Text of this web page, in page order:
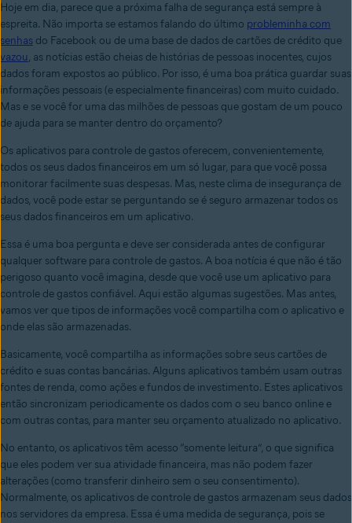
Hoje em dia, parece que a próxima falha de segurança está sempre à
espreita. Não importa se estamos falando do último probleminha com
senhas do Facebook ou de uma base de dados de cartões de crédito que
vazou, as notícias estão cheias de histórias de pessoas inocentes, cujos
dados foram expostos ao público. Por isso, é uma boa prática guardar suas
informações pessoais (e especialmente financeiras) com muito cuidado.
Mas e se você for uma das milhões de pessoas que gostam de um pouco
de ajuda para se manter dentro do orçamento?
Os aplicativos para controle de gastos oferecem, convenientemente,
todos os seus dados financeiros em um só lugar, para que você possa
monitorar facilmente suas despesas. Mas, neste clima de insegurança de
dados, você pode estar se perguntando se é seguro armazenar todos os
seus dados financeiros em um aplicativo.
Essa é uma boa pergunta e deve ser considerada antes de configurar
qualquer software para controle de gastos. A boa notícia é que não é tão
perigoso quanto você imagina, desde que você use um aplicativo para
controle de gastos confiável. Aqui estão algumas sugestões. Mas antes,
vamos ver que tipos de informações você compartilha com o aplicativo e
onde elas são armazenadas.
Basicamente, você compartilha as informações sobre seus cartões de
crédito e suas contas bancárias. Alguns aplicativos também usam outras
fontes de renda, como ações e fundos de investimento. Estes aplicativos
então sincronizam periodicamente os dados com o seu banco online e
com outras contas, para manter seu orçamento atualizado no aplicativo.
No entanto, os aplicativos têm acesso “somente leitura”, o que significa
que eles podem ver sua atividade financeira, mas não podem fazer
alterações (como transferir dinheiro sem o seu consentimento).
Normalmente, os aplicativos de controle de gastos armazenam seus dados
nos servidores da empresa. Essa é uma medida de segurança, pois se